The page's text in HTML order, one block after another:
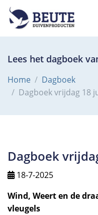
Lees het dagboek
Home
Dagboek
Dagboek vrijdag 18
Dagboek
18-7-2025
Wind, Weert en de
vleugels